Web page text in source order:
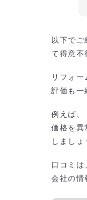
以下でご
て得意不
リフォー
評価も一
例えば、
価格を異
しましょ
口コミ
会社の情